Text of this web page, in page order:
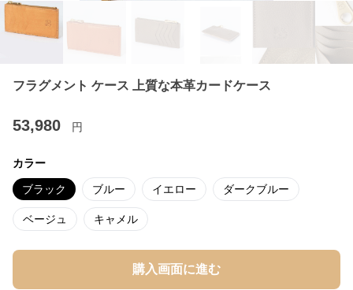
フラグメント ケース 上質な本革カードケース
53,980 円
カラー
ブラック ブルー イエロー ダークブルー
ベージュ キャメル
購入画面に進む